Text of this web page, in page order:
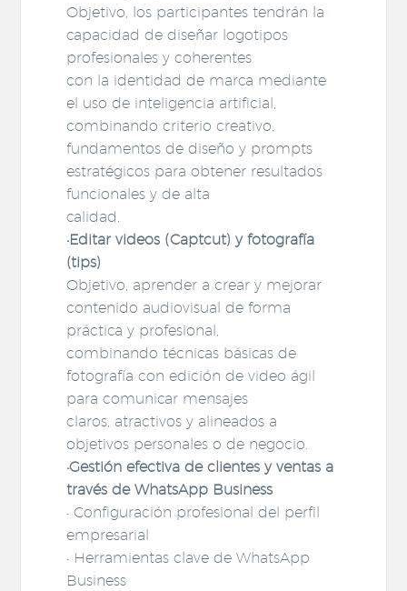
Objetivo, los participantes tendrán la
capacidad de diseñar logotipos
profesionales y coherentes
con la identidad de marca mediante
el uso de inteligencia artificial,
combinando criterio creativo,
fundamentos de diseño y prompts
estratégicos para obtener resultados
funcionales y de alta
calidad.
•Editar videos (Captcut) y fotografía
(tips)
Objetivo, aprender a crear y mejorar
contenido audiovisual de forma
práctica y profesional,
combinando técnicas básicas de
fotografía con edición de video ágil
para comunicar mensajes
claros, atractivos y alineados a
objetivos personales o de negocio.
•Gestión efectiva de clientes y ventas a
través de WhatsApp Business
• Configuración profesional del perfil
empresarial
• Herramientas clave de WhatsApp
Business